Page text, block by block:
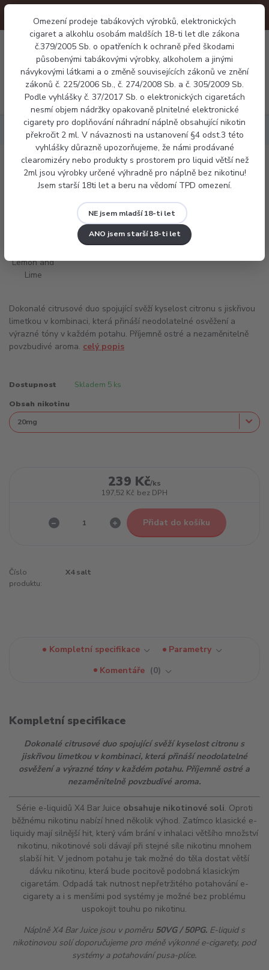
Omezení prodeje tabákových výrobků, elektronických
cigaret a alkohlu osobám maldších 18-ti let dle zákona
č.379/2005 Sb. o opatřeních k ochraně před škodami
působenými tabákovými výrobky, alkoholem a jinými
návykovými látkami a o změně souvisejících zákonů ve znění
zákonů č. 225/2006 Sb., č. 274/2008 Sb. a č. 305/2009 Sb.
Podle vyhlášky č. 37/2017 Sb. o elektronických cigaretách
nesmí objem nádržky opakovaně plnitelné elektronické
cigarety pro doplňování náhradní náplně obsahující nikotin
překročit 2 ml. V návaznosti na ustanovení §4 odst.3 této
vyhlášky důrazně upozorňujeme, že námi prodávané
clearomizéry nebo produkty s prostorem pro liquid větší než
2ml jsou výrobky určené výhradně pro náplně bez nikotinu!
Jsem starší 18ti let a beru na vědomí TPD omezení.
NE jsem mladší 18-ti let
ANO jsem starší 18-ti let
Menu
0 Kč
Náplně X4 salt - Lemon and Lime
X4 salt - Lemon and Lime
Dokonalé citrusové duo spojující svěží kyselost citronu s jiskřivou
limetkou v kombinaci, která přináší neodolatelné osvěžení a
výrazné tóny v každém potahu. Příjemně ostré a nezaměnitelně
povzbudivé aroma. celý popis
Dostupnost Skladem 5 ks
Obsah nikotinu
239 Kč/ks
197,52 Kč bez DPH
Přidat do košíku
Číslo
produktu:
X4 salt
Kompletní specifikace
Parametry
Komentáře
0
Kompletní specifikace
Dokonalé citrusové duo spojující svěží kyselost citronu s
jiskřivou limetkou v kombinaci, která přináší neodolatelné
osvěžení a výrazné tóny v každém potahu. Příjemně ostré a
nezaměnitelně povzbudivé aroma.
Série e-liquidů X4 Bar Juice obsahuje nikotinové soli. Oproti
běžnému nikotinu nabízí hned několik výhod. Zatímco klasické e-
liquidy mají silnější hit, který vám brání v inhalaci většího množství
nikotinu, nikotinové soli dávají při stejné síle nikotinu mnohem
slabší hit. V jednom potahu je tak možné do těla dostat větší
dávku nikotinu, která bude pocitově podobná klasickým
cigaretám. Odpadá tak nutnost nepřetržitého potahování e-
cigarety a i s menšími pod systémy je možné bez problému
uspokojit touhu po nikotinu.
Náplně X4 Bar Juice jsou v poměru 50VG / 50PG. E-liquid s
nikotinovou solí doporučujeme pro méně výkonné e-cigarety, pod
systémy a potahování pusa-plíce.